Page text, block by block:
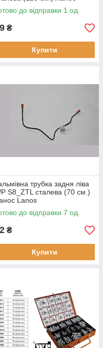
до відправки 1 од.
₴
Купити
трубка задня ліва
S8_ZTL сталева (70 см.)
Lanos
до відправки 7 од.
₴
Купити